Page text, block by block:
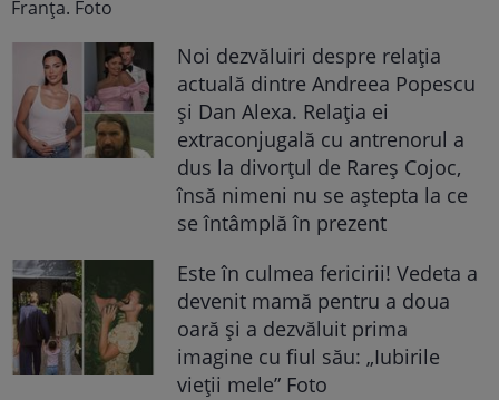
Noi dezvăluiri despre relația
actuală dintre Andreea Popescu
și Dan Alexa. Relația ei
extraconjugală cu antrenorul a
dus la divorțul de Rareș Cojoc,
însă nimeni nu se aștepta la ce
se întâmplă în prezent
Este în culmea fericirii! Vedeta a
devenit mamă pentru a doua
oară și a dezvăluit prima
imagine cu fiul său: „Iubirile
vieții mele” Foto